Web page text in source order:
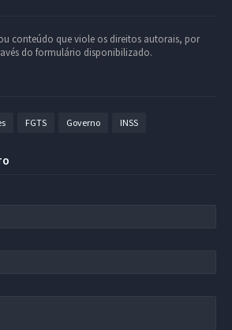
conteúdo que viole os direitos autorais, por
do formulário disponibilizado.
FGTS Governo INSS